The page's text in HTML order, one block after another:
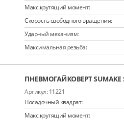
Макс.крутящий момент:
Скорость свободного вращения:
Ударный механизм:
Максимальная резьба:
ПНЕВМОГАЙКОВЕРТ SUMAKE
11221
Посадочный квадрат:
Макс.крутящий момент: